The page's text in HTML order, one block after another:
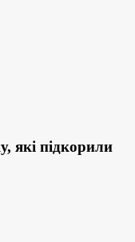
які підкорили